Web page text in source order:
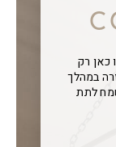
כאן רק
במהלך
לתת